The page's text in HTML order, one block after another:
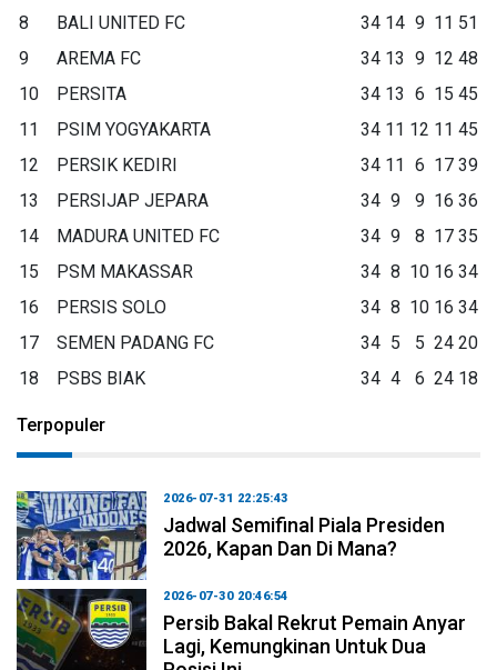
8
BALI UNITED FC 34 14 9 11 51
9
AREMA FC 34 13 9 12 48
10
PERSITA 34 13 6 15 45
11
PSIM YOGYAKARTA 34 11 12 11 45
12
PERSIK KEDIRI 34 11 6 17 39
13
PERSIJAP JEPARA 34 9 9 16 36
14
MADURA UNITED FC 34 9 8 17 35
15
PSM MAKASSAR 34 8 10 16 34
16
PERSIS SOLO 34 8 10 16 34
17
SEMEN PADANG FC 34 5 5 24 20
18
PSBS BIAK 34 4 6 24 18
Terpopuler
2026-07-31 22:25:43
Jadwal Semifinal Piala Presiden
2026, Kapan Dan Di Mana?
2026-07-30 20:46:54
Persib Bakal Rekrut Pemain Anyar
Lagi, Kemungkinan Untuk Dua